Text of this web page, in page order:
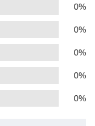
0%
0%
0%
0%
0%